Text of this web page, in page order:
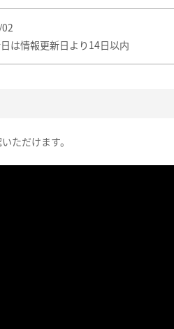
は情報更新日より14日以内
ただけます。